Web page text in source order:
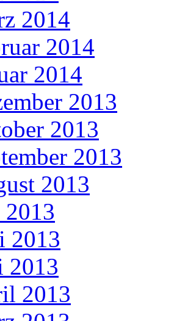
2014
2014
2014
2013
2013
2013
2013
2013
2013
2013